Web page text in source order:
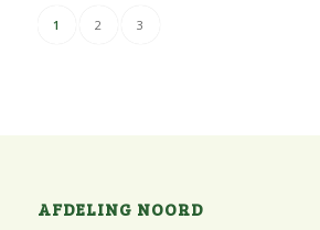
1 2 3
AFDELING NOORD